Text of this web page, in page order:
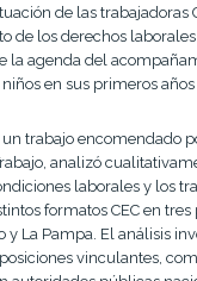
de las trabajadoras
de los derechos laborales
la agenda del
en sus primeros años
un trabajo encomendado
analizó
laborales y los
formatos CEC en
y La Pampa. El análisis
vinculantes,